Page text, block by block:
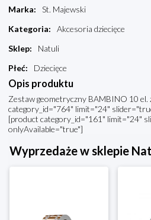
Marka:
St. Majewski
Kategoria:
Akcesoria dziecięce
Sklep:
Natuli
Płeć: Dziecięce
Opis produktu
Zestaw geometryczny BAMBINO 10
category_id="764" limit="24"
[product category_id="161" limit="24"
onlyAvailable="true"]
Wyprzedaże w sklepie